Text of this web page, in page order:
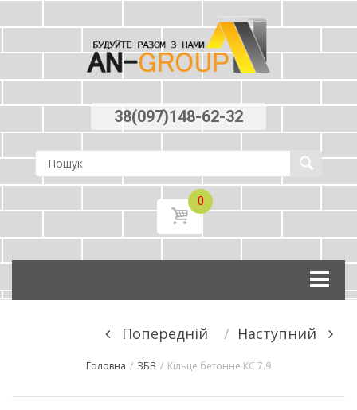
38(097)148-62-32
0
Skip
content
Post
navigation
Попереднiй Наступний
Головна / ЗБВ / Кільце бетонне КС 7.9